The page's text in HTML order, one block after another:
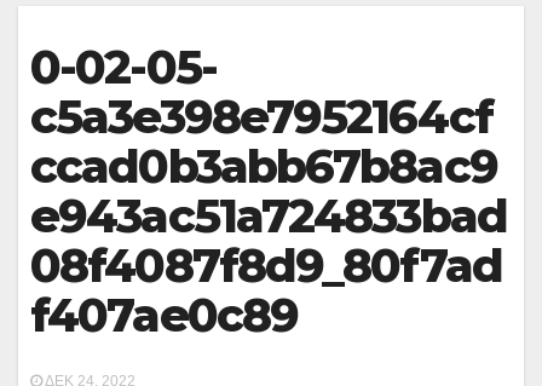
0-02-05-
c5a3e398e7952164cf
ccad0b3abb67b8ac9
e943ac51a724833bad
08f4087f8d9_80f7ad
f407ae0c89
ΔΕΚ 24, 2022